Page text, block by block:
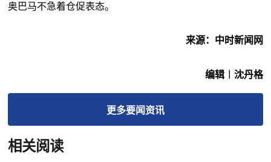
奥巴马不急着仓促表态。
来源：中时新闻网
编辑︱沈丹格
更多要闻资讯
相关阅读